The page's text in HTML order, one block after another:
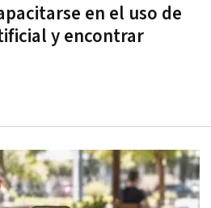
en el uso de
y encontrar